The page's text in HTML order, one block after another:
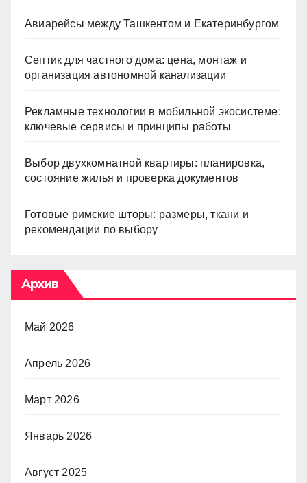
Авиарейсы между Ташкентом и Екатеринбургом
Септик для частного дома: цена, монтаж и
организация автономной канализации
Рекламные технологии в мобильной экосистеме:
ключевые сервисы и принципы работы
Выбор двухкомнатной квартиры: планировка,
состояние жилья и проверка документов
Готовые римские шторы: размеры, ткани и
рекомендации по выбору
Архив
Май 2026
Апрель 2026
Март 2026
Январь 2026
Август 2025